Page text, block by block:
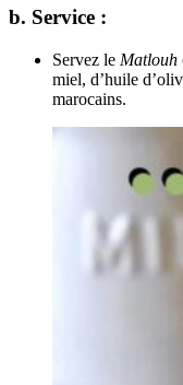
b. Service :
Servez le Matlouh
miel, d’huile
marocains.